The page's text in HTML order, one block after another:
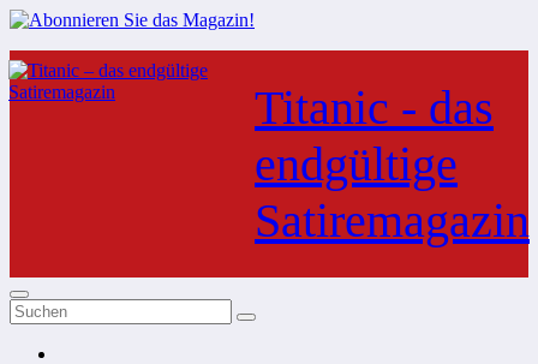
Zum
Inhalt
springen
Titanic - das
endgültige
Satiremagazin